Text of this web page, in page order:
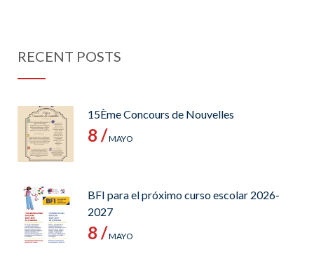
RECENT POSTS
15Ème Concours de Nouvelles
8 /MAYO
BFI para el próximo curso escolar 2026-
2027
8 /MAYO